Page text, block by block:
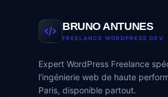
BRUNO ANTUNES
FREELANCE WORDPRESS DEV
Expert WordPress Freelance
l'ingénierie web de haute
Paris, disponible partout.